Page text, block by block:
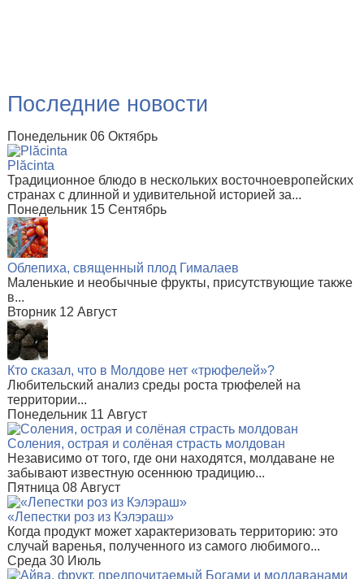
Последние новости
Понедельник 06 Октябрь
Plăcinta
Традиционное блюдо в нескольких восточноевропейских
странах с длинной и удивительной историей за...
Понедельник 15 Сентябрь
Облепиха, священный плод Гималаев
Маленькие и необычные фрукты, присутствующие также
в...
Вторник 12 Август
Кто сказал, что в Молдове нет «трюфелей»?
Любительский анализ среды роста трюфелей на
территории...
Понедельник 11 Август
Соления, острая и солёная страсть молдован
Независимо от того, где они находятся, молдаване не
забывают известную осеннюю традицию...
Пятница 08 Август
«Лепестки роз из Кэлэраш»
Когда продукт может характеризовать территорию: это
случай варенья, полученного из самого любимого...
Среда 30 Июль